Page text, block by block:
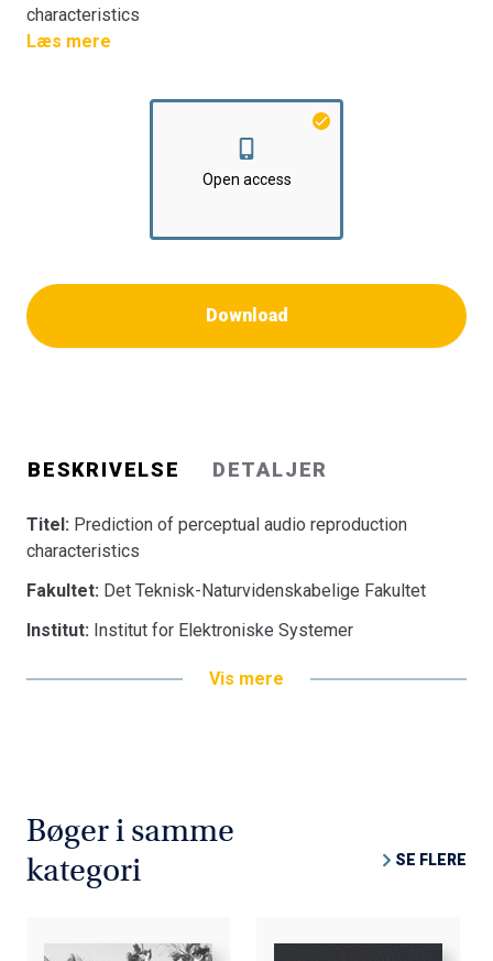
characteristics
Fakultet:Det Teknisk-Naturvidenskabelige Fakultet
Læs mere
Open access
Download
BESKRIVELSE DETALJER
Titel: Prediction of perceptual audio reproduction
characteristics
Fakultet: Det Teknisk-Naturvidenskabelige Fakultet
Institut: Institut for Elektroniske Systemer
Vis mere
Bøger i samme
kategori
SE FLERE